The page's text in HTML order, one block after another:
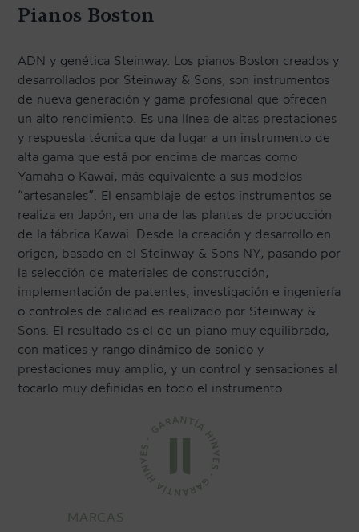
TRANSPORTE Y ALMACENAJE
SISTEMA SILENT
RESTAURACIÓN
NOSOTROS
HISTORIA
EQUIPO
MEDIOS
SHOWROOMS
BLOG
CONTACTO
NEWSLETTER
Pianos Boston
ADN y genética Steinway. Los pianos Boston creados y
desarrollados por Steinway & Sons, son instrumentos
de nueva generación y gama profesional que ofrecen
un alto rendimiento. Es una línea de altas prestaciones
y respuesta técnica que da lugar a un instrumento de
alta gama que está por encima de marcas como
Yamaha o Kawai, más equivalente a sus modelos
“artesanales”. El ensamblaje de estos instrumentos se
realiza en Japón, en una de las plantas de producción
de la fábrica Kawai. Desde la creación y desarrollo en
origen, basado en el Steinway & Sons NY, pasando por
la selección de materiales de construcción,
implementación de patentes, investigación e ingeniería
o controles de calidad es realizado por Steinway &
Sons. El resultado es el de un piano muy equilibrado,
con matices y rango dinámico de sonido y
prestaciones muy amplio, y un control y sensaciones al
tocarlo muy definidas en todo el instrumento.
MARCAS